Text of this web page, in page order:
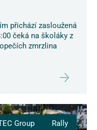
přichází zasloužená
čeká na školáky z
zmrzlina
Group Rally